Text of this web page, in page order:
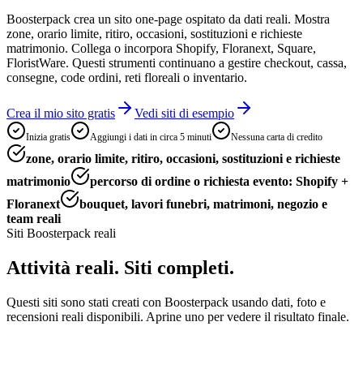
Boosterpack crea un sito one-page ospitato da dati reali. Mostra
zone, orario limite, ritiro, occasioni, sostituzioni e richieste
matrimonio. Collega o incorpora Shopify, Floranext, Square,
FloristWare. Questi strumenti continuano a gestire checkout, cassa,
consegne, code ordini, reti floreali o inventario.
Crea il mio sito gratis Vedi siti di esempio
Inizia gratis Aggiungi i dati in circa 5 minuti Nessuna carta di credito
zone, orario limite, ritiro, occasioni, sostituzioni e richieste
matrimonio
percorso di ordine o richiesta evento: Shopify +
Floranext
bouquet, lavori funebri, matrimoni, negozio e
team reali
Siti Boosterpack reali
Attività reali. Siti completi.
Questi siti sono stati creati con Boosterpack usando dati, foto e
recensioni reali disponibili. Aprine uno per vedere il risultato finale.